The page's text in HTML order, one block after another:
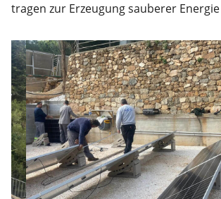
tragen zur Erzeugung sauberer